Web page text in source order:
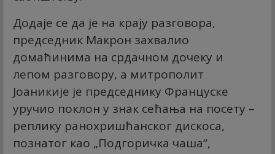
Додаје се да је на крају разговора,
председник Макрон захвалио
домаћинима на срдачном дочеку и
лепом разговору, а митрополит
Јоаникије је председнику Француске
уручио поклон у знак сећања на посету –
реплику ранохришћанског дискоса,
познатог као „Подгоричка чаша“,